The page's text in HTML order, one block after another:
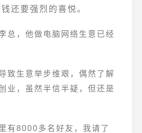
还要强烈的喜悦。
总，他做电脑网络生意已经
致生意举步维艰，偶然了解
业，虽然半信半疑，但还是
有8000多名好友，我请了